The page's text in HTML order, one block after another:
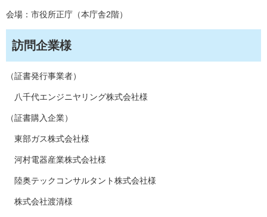
会場：市役所正庁（本庁舎2階）
訪問企業様
（証書発行事業者）
八千代エンジニヤリング株式会社様
（証書購入企業）
東部ガス株式会社様
河村電器産業株式会社様
陸奥テックコンサルタント株式会社様
株式会社渡清様